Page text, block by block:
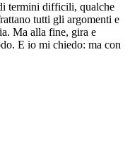
termini difficili, qualche
tutti gli argomenti e
Ma alla fine, gira e
E io mi chiedo: ma con